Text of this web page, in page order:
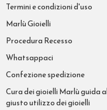
Termini e condizioni d'uso
Marlù Gioielli
Procedura Recesso
Whatsappaci
Confezione spedizione
Cura dei gioielli Marlù guida al
giusto utilizzo dei gioielli